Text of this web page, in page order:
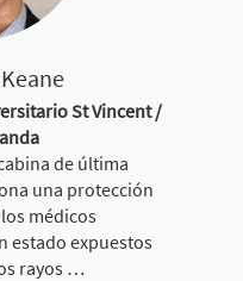
St Vincent /
de última
una protección
médicos
estado expuestos
rayos …